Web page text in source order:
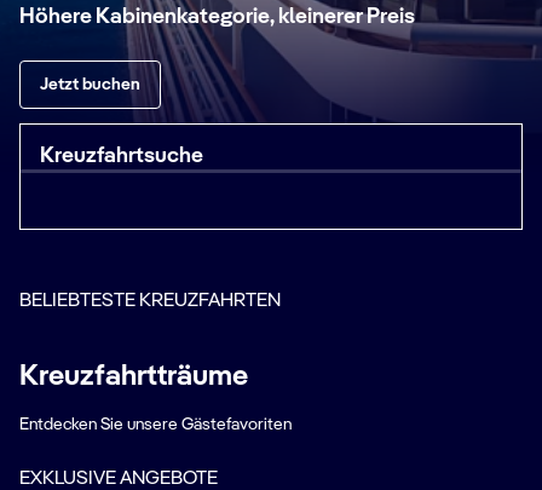
Höhere Kabinenkategorie, kleinerer Preis
Jetzt buchen
Kreuzfahrtsuche
BELIEBTESTE KREUZFAHRTEN
Kreuzfahrtträume
Entdecken Sie unsere Gästefavoriten
EXKLUSIVE ANGEBOTE